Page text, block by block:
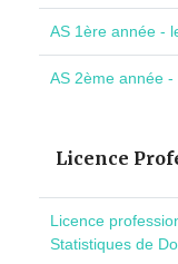
AS 1ère année -
AS 2ème année -
Licence
Licence
Statistiques de